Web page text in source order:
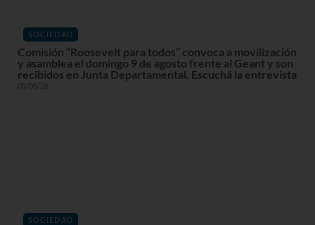
SOCIEDAD
Comisión “Roosevelt para todos” convoca a movilización
y asamblea el domingo 9 de agosto frente al Geant y son
recibidos en Junta Departamental. Escuchá la entrevista
05/08/26
SOCIEDAD